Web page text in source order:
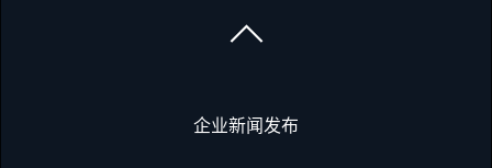
企业新闻发布